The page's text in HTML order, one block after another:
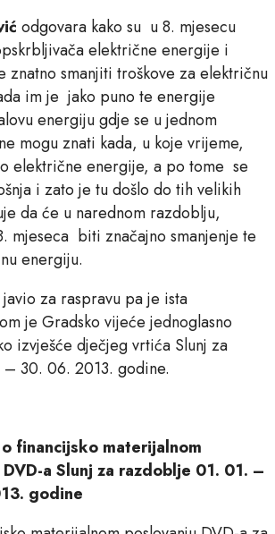
odgovara kako su u 8. mjesecu
električne energije i
znatno smanjiti troškove za električnu
im je jako puno te energije
energiju gdje se u jednom
mogu znati kada, u koje vrijeme,
električne energije, a po tome se
i zato je tu došlo do tih velikih
da će u narednom razdoblju,
mjeseca biti značajno smanjenje te
energiju.
za raspravu pa je ista
je Gradsko vijeće jednoglasno
izvješće dječjeg vrtića Slunj za
30. 06. 2013. godine.
financijsko materijalnom
a Slunj za razdoblje 01. 01. –
godine